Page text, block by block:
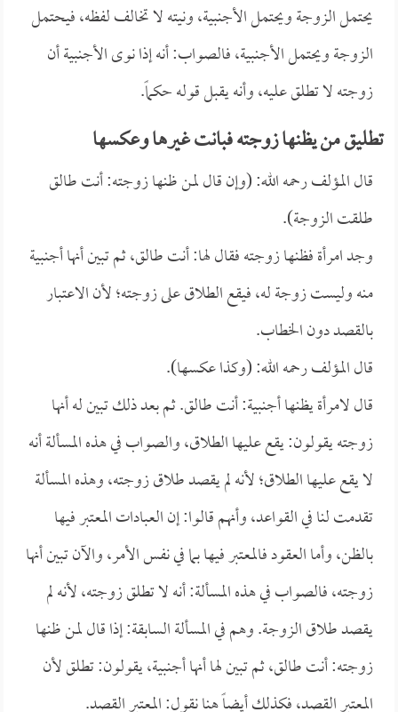
يحتمل الزوجة ويحتمل الأجنبية، ونيته لا تخالف لفظه، فيحتمل
الزوجة ويحتمل الأجنبية، فالصواب: أنه إذا نوى الأجنبية أن
زوجته لا تطلق عليه، وأنه يقبل قوله حكماً.
تطليق من يظنها زوجته فبانت غيرها وعكسها
قال المؤلف رحمه الله: (وإن قال لمن ظنها زوجته: أنت طالق
طلقت الزوجة).
وجد امرأة فظنها زوجته فقال لها: أنت طالق، ثم تبين أنها أجنبية
منه وليست زوجة له، فيقع الطلاق على زوجته؛ لأن الاعتبار
بالقصد دون الخطاب.
قال المؤلف رحمه الله: (وكذا عكسها).
قال لامرأة يظنها أجنبية: أنت طالق. ثم بعد ذلك تبين له أنها
زوجته يقولون: يقع عليها الطلاق، والصواب في هذه المسألة أنه
لا يقع عليها الطلاق؛ لأنه لم يقصد طلاق زوجته، وهذه المسألة
تقدمت لنا في القواعد، وأنهم قالوا: إن العبادات المعتبر فيها
بالظن، وأما العقود فالمعتبر فيها بما في نفس الأمر، والآن تبين أنها
زوجته، فالصواب في هذه المسألة: أنه لا تطلق زوجته، لأنه لم
يقصد طلاق الزوجة. وهم في المسألة السابقة: إذا قال لمن ظنها
زوجته: أنت طالق، ثم تبين لها أنها أجنبية، يقولون: تطلق لأن